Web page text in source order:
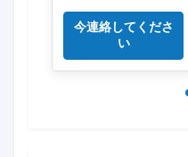
した高純度銅編組フ
レキシブル コネクタ
今連絡してくださ
い